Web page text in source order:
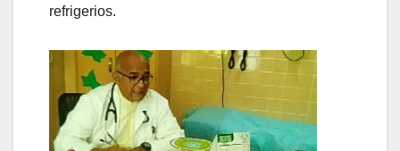
refrigerios.